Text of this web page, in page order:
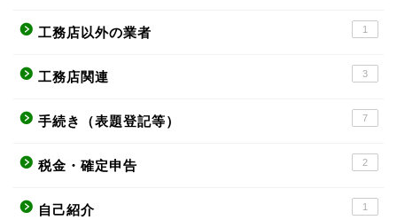
工務店以外の業者 1
工務店関連 3
手続き（表題登記等） 7
税金・確定申告 2
自己紹介 1